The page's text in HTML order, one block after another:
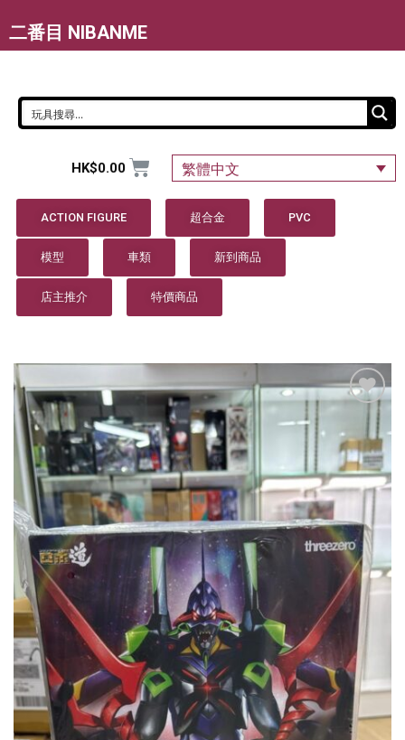
二番目 NIBANME
HK$0.00 繁體中文
ACTION FIGURE 超合金 PVC
模型 車類 新到商品
店主推介 特價商品